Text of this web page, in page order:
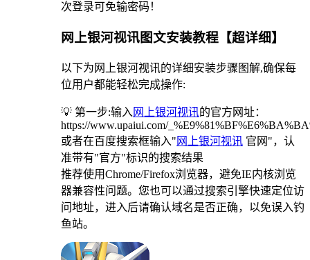
次登录可免输密码！
网上银河视讯图文安装教程【超详细】
以下为网上银河视讯的详细安装步骤图解,确保每
位用户都能轻松完成操作:
💡 第一步:输入 网上银河视讯的官方网址：
https://www.upaiui.com/
或者在百度搜索框输入" 网上银河视讯 官网"，认
准带有"官方"标识的搜索结果
推荐使用Chrome/Firefox浏览器，避免IE内核浏览
器兼容性问题。您也可以通过搜索引擎快速定位访
问地址，进入后请确认域名是否正确，以免误入钓
鱼站。